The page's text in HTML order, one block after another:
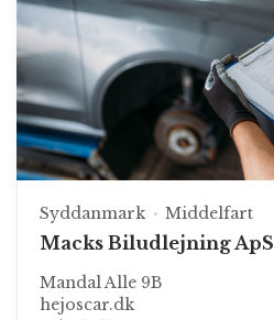
Syddanmark Middelfart
Macks Biludlejning ApS
Mandal Alle 9B
hejoscar.dk